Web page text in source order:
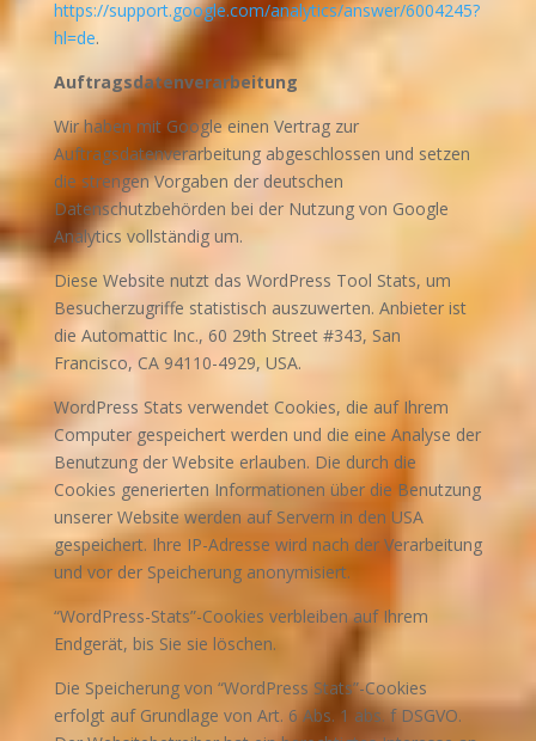
https://support.google.com/analytics/answer/6004245?
hl=de.
Auftragsdatenverarbeitung
Wir haben mit Google einen Vertrag zur
Auftragsdatenverarbeitung abgeschlossen und setzen
die strengen Vorgaben der deutschen
Datenschutzbehörden bei der Nutzung von Google
Analytics vollständig um.
Diese Website nutzt das WordPress Tool Stats, um
Besucherzugriffe statistisch auszuwerten. Anbieter ist
die Automattic Inc., 60 29th Street #343, San
Francisco, CA 94110-4929, USA.
WordPress Stats verwendet Cookies, die auf Ihrem
Computer gespeichert werden und die eine Analyse der
Benutzung der Website erlauben. Die durch die
Cookies generierten Informationen über die Benutzung
unserer Website werden auf Servern in den USA
gespeichert. Ihre IP-Adresse wird nach der Verarbeitung
und vor der Speicherung anonymisiert.
“WordPress-Stats”-Cookies verbleiben auf Ihrem
Endgerät, bis Sie sie löschen.
Die Speicherung von “WordPress Stats”-Cookies
erfolgt auf Grundlage von Art. 6 Abs. 1 abs. f DSGVO.